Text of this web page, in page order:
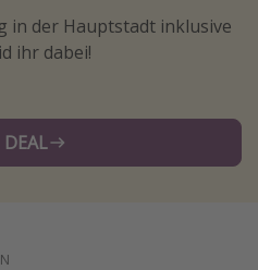
in der Hauptstadt inklusive
ihr dabei!